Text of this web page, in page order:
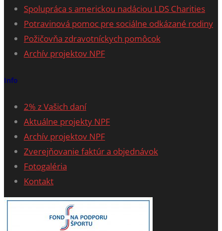
Spolupráca s americkou nadáciou LDS Charities
Potravinová pomoc pre sociálne odkázané rodiny
Požičovňa zdravotníckych pomôcok
Archív projektov NPF
Info
2% z Vašich daní
Aktuálne projekty NPF
Archív projektov NPF
Zverejňovanie faktúr a objednávok
Fotogaléria
Kontakt